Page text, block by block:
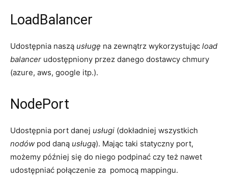
LoadBalancer
Udostępnia naszą usługę na zewnątrz wykorzystując load
balancer udostępniony przez danego dostawcy chmury
(azure, aws, google itp.).
NodePort
Udostępnia port danej usługi (dokładniej wszystkich
nodów pod daną usługą). Mając taki statyczny port,
możemy później się do niego podpinać czy też nawet
udostępniać połączenie za pomocą mappingu.